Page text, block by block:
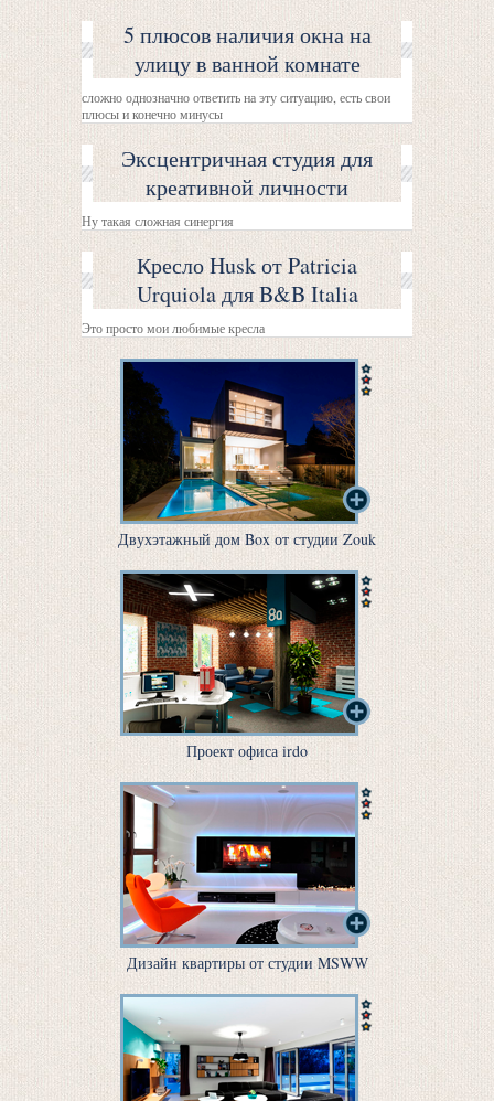
5 плюсов наличия окна на
улицу в ванной комнате
сложно однозначно ответить на эту ситуацию, есть свои
плюсы и конечно минусы
Эксцентричная студия для
креативной личности
Ну такая сложная синергия
Кресло Husk от Patricia
Urquiola для B&B Italia
Это просто мои любимые кресла
Двухэтажный дом Box от студии Zouk
Проект офиса irdo
Дизайн квартиры от студии MSWW